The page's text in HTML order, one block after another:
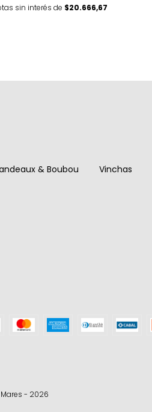
sin interés de $20.666,67
& Boubou Vinchas
- 2026